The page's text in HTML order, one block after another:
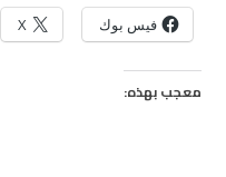
فيس بوك X
معجب بهذه: